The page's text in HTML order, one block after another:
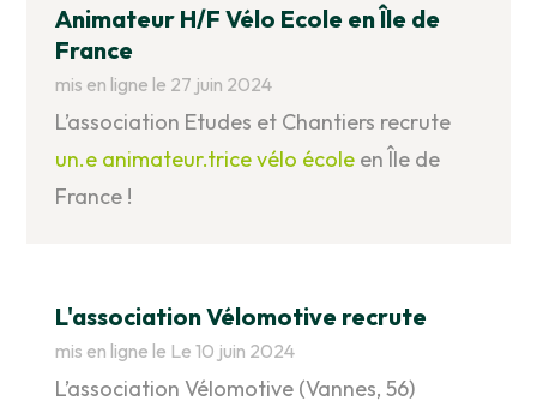
Animateur H/F Vélo Ecole en Île de
France
mis en ligne le 27 juin 2024
L’association Etudes et Chantiers recrute
un.e animateur.trice vélo école en Île de
France !
L'association Vélomotive recrute
mis en ligne le Le 10 juin 2024
L’association Vélomotive (Vannes, 56)